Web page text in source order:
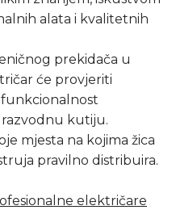
alata i kvalitetnih
prekidača u
će provjeriti
razvodnu kutiju.
mjesta na kojima žica
pravilno distribuira.
električare